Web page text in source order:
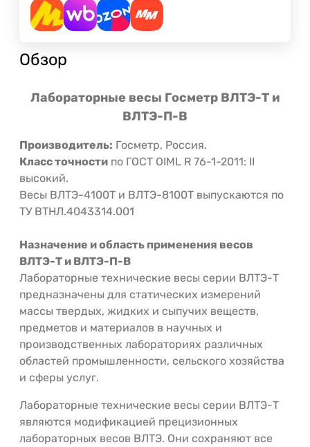
Обзор
Лабораторные весы Госметр ВЛТЭ-Т и
ВЛТЭ-П-В
Производитель: Госметр, Россия.
Класс точности по ГОСТ OIML R 76-1-2011: II
высокий.
Весы ВЛТЭ-4100Т и ВЛТЭ-8100Т выпускаются по
ТУ ВТНЛ.4043314.001
Назначение и область применения весов
ВЛТЭ-Т и ВЛТЭ-П-В
Лабораторные технические весы серии ВЛТЭ-Т
предназначены для статических измерений
массы твердых, жидких и сыпучих веществ,
предметов и материалов в научных и
производственных лабораториях различных
областей промышленности, сельского хозяйства
и сферы услуг.
Лабораторные технические весы серии ВЛТЭ-Т
являются модификацией прецизионных
лабораторных весов ВЛТЭ. Они сохраняют все